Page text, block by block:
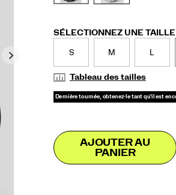
Variations
SÉLECTIONNEZ UNE TAILLE
S M L
Tableau des tailles
Product
Actions
Add
to
cart
false
AJOUTER AU
PANIER